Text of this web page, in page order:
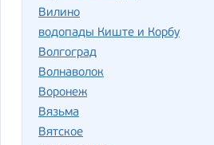
Вилино
водопады Киште и Корбу
Волгоград
Волнаволок
Воронеж
Вязьма
Вятское